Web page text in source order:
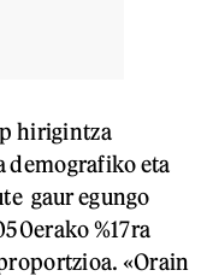
hirigintza
demografiko eta
gaur egungo
%17ra
«Orain